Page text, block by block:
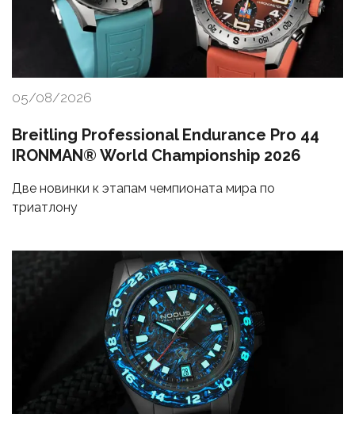
05/08/2026
Breitling Professional Endurance Pro 44
IRONMAN® World Championship 2026
Две новинки к этапам чемпионата мира по
триатлону